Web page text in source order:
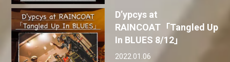
D’ypcys at
RAINCOAT「Tangled Up
In BLUES 8/12」
2022.01.06